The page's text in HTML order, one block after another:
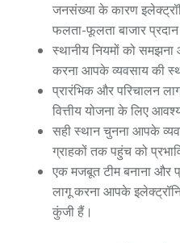
जनसंख्या के कारण
फलता-फूलता बाजार
स्थानीय नियमों को
करना आपके व्यवसाय की
प्रारंभिक और परिचालन
वित्तीय योजना के लिए
सही स्थान चुनना आपके
ग्राहकों तक पहुंच को
एक मजबूत टीम बनाना और
लागू करना आपके
कुंजी हैं।